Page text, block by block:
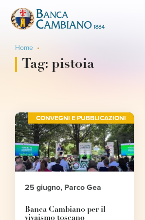
Home
Tag: pistoia
CONVEGNI E PUBBLICAZIONI
25 giugno, Parco Gea
Banca Cambiano per il
vivaismo toscano